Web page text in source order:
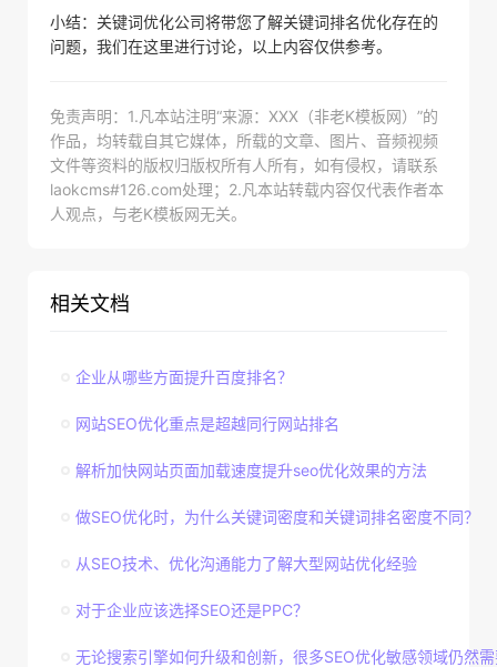
小结：关键词优化公司将带您了解关键词排名优化存在的
问题，我们在这里进行讨论，以上内容仅供参考。
免责声明：1.凡本站注明“来源：XXX（非老K模板网）”的
作品，均转载自其它媒体，所载的文章、图片、音频视频
文件等资料的版权归版权所有人所有，如有侵权，请联系
laokcms#126.com处理；2.凡本站转载内容仅代表作者本
人观点，与老K模板网无关。
相关文档
企业从哪些方面提升百度排名？
网站SEO优化重点是超越同行网站排名
解析加快网站页面加载速度提升seo优化效果的方法
做SEO优化时，为什么关键词密度和关键词排名密度不同？
从SEO技术、优化沟通能力了解大型网站优化经验
对于企业应该选择SEO还是PPC？
无论搜索引擎如何升级和创新，很多SEO优化敏感领域仍然